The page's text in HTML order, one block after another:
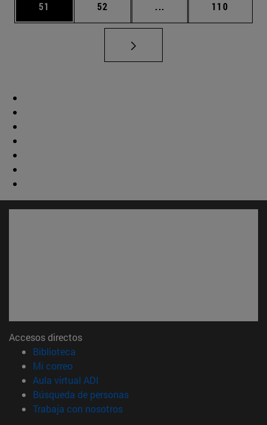
Página
51 Página
52 ... Páginas intermedias
Página
110
Accesos directos
Biblioteca
Mi correo(abre en nueva ventana)
Aula virtual ADI
Búsqueda de personas(abre en nueva ventana)
Trabaja con nosotros(abre en nueva ventana)